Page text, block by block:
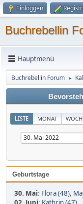
Einloggen
Buchrebellin
Hauptmenü
Buchrebellin Forum ►
LISTE MONAT
Geburtstage
30. Mai: Flora (48),